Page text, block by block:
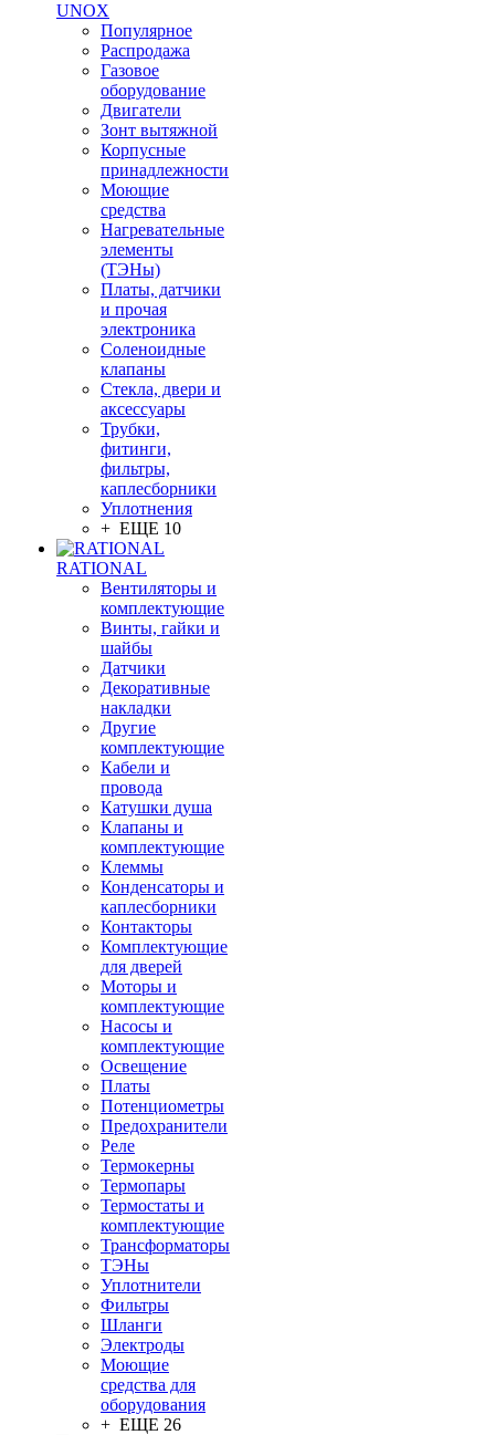
UNOX
Популярное
Распродажа
Газовое
оборудование
Двигатели
Зонт вытяжной
Корпусные
принадлежности
Моющие
средства
Нагревательные
элементы
(ТЭНы)
Платы, датчики
и прочая
электроника
Соленоидные
клапаны
Стекла, двери и
аксессуары
Трубки,
фитинги,
фильтры,
каплесборники
Уплотнения
+ ЕЩЕ 10
RATIONAL
Вентиляторы и
комплектующие
Винты, гайки и
шайбы
Датчики
Декоративные
накладки
Другие
комплектующие
Кабели и
провода
Катушки душа
Клапаны и
комплектующие
Клеммы
Конденсаторы и
каплесборники
Контакторы
Комплектующие
для дверей
Моторы и
комплектующие
Насосы и
комплектующие
Освещение
Платы
Потенциометры
Предохранители
Реле
Термокерны
Термопары
Термостаты и
комплектующие
Трансформаторы
ТЭНы
Уплотнители
Фильтры
Шланги
Электроды
Моющие
средства для
оборудования
+ ЕЩЕ 26